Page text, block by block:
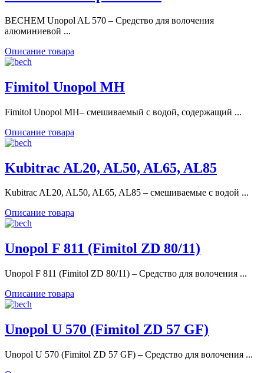
BECHEM Unopol AL 570 – Средство для волочения
алюминиевой ...
Описание товара
Fimitol Unopol MH
Fimitol Unopol MH– смешиваемый с водой, содержащий ...
Описание товара
Kubitrac AL20, AL50, AL65, AL85
Kubitrac AL20, AL50, AL65, AL85 – смешиваемые с водой ...
Описание товара
Unopol F 811 (Fimitol ZD 80/11)
Unopol F 811 (Fimitol ZD 80/11) – Средство для волочения ...
Описание товара
Unopol U 570 (Fimitol ZD 57 GF)
Unopol U 570 (Fimitol ZD 57 GF) – Средство для волочения ...